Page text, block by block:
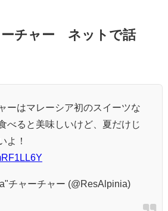
ーチャー ネットで話
ーはマレーシア初のスイーツな
べると美味しいけど、夏だけじ
よ！
チャーチャー (@ResAlpinia)